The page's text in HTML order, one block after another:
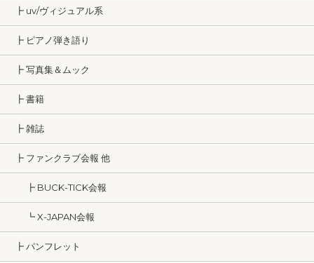
┣ uv/ヴィジュアル系
┣ ピアノ弾き語り
┣ 写真集＆ムック
┣ 書籍
┣ 雑誌
┣ ファンクラブ会報 他
┣ BUCK-TICK会報
┗ X-JAPAN会報
┣ パンフレット